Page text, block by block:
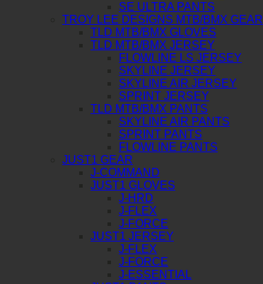
SE ULTRA PANTS
TROY LEE DESIGNS MTB/BMX GEAR
TLD MTB/BMX GLOVES
TLD MTB/BMX JERSEY
FLOWLINE LS JERSEY
SKYLINE JERSEY
SKYLINE AIR JERSEY
SPRINT JERSEY
TLD MTB/BMX PANTS
SKYLINE AIR PANTS
SPRINT PANTS
FLOWLINE PANTS
JUST1 GEAR
J-COMMAND
JUST1 GLOVES
J-HRD
J-FLEX
J-FORCE
JUST1 JERSEY
J-FLEX
J-FORCE
J-ESSENTIAL